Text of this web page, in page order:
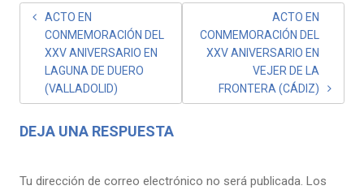
NAVEGACIÓN
ENTRADAS
ACTO EN
CONMEMORACIÓN DEL
XXV ANIVERSARIO EN
LAGUNA DE DUERO
(VALLADOLID)
ACTO EN
CONMEMORACIÓN DEL
XXV ANIVERSARIO EN
VEJER DE LA
FRONTERA (CÁDIZ)
DEJA UNA RESPUESTA
Tu dirección de correo electrónico no será publicada. Los